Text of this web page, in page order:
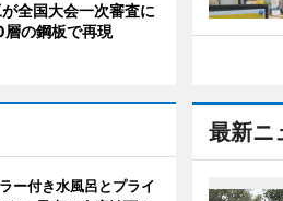
最新ニ
全国大会一次審査に
の鋼板で再現
ー付き水風呂とプライ